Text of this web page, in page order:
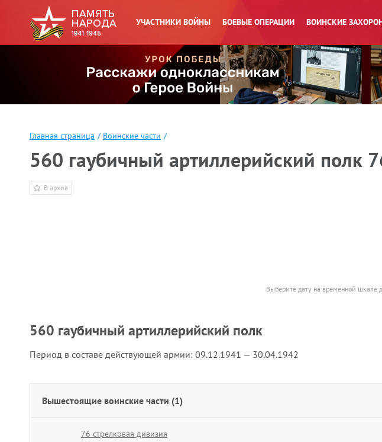
УЧАСТНИКИ ВОЙНЫ БОЕВЫЕ ОПЕРАЦИИ ВОИНСКИЕ
Главная страница / Воинские части /
560 гаубичный артиллерийский полк
В архив
Выберите дату на временной шкале
560 гаубичный артиллерийский полк
Период в составе действующей армии: 09.12.1941 — 30.04.1942
Вышестоящие воинские части (1)
76 стрелковая дивизия